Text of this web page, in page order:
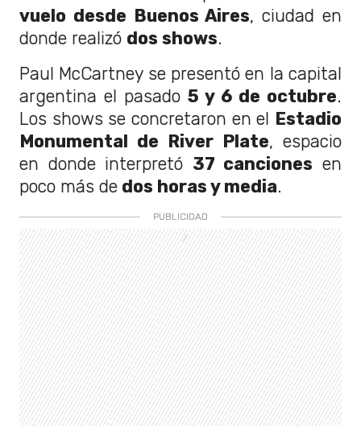
vuelo desde Buenos Aires, ciudad en
donde realizó dos shows.
Paul McCartney se presentó en la capital
argentina el pasado 5 y 6 de octubre.
Los shows se concretaron en el
Estadio
Monumental de River Plate, espacio
en donde interpretó 37 canciones en
poco más de dos horas y media.